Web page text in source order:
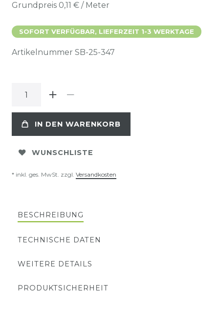
Grundpreis 0,11 € / Meter
SOFORT VERFÜGBAR, LIEFERZEIT 1-3 WERKTAGE
Artikelnummer SB-25-347
IN DEN WARENKORB
WUNSCHLISTE
* inkl. ges. MwSt. zzgl. Versandkosten
BESCHREIBUNG
TECHNISCHE DATEN
WEITERE DETAILS
PRODUKTSICHERHEIT